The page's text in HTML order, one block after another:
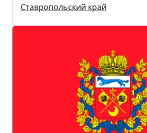
Ставропольский край